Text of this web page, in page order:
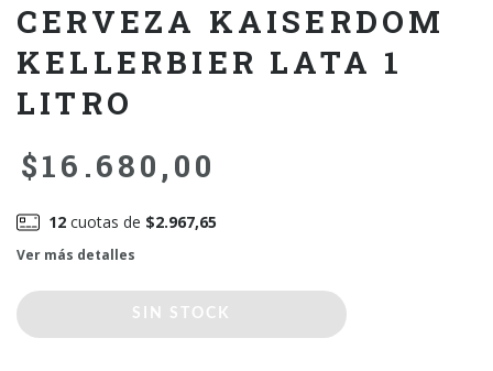
CERVEZA KAISERDOM
KELLERBIER LATA 1
LITRO
$16.680,00
12cuotas de $2.967,65
Ver más detalles